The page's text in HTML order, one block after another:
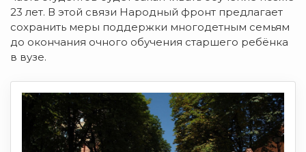
23 лет. В этой связи Народный фронт предлагает
сохранить меры поддержки многодетным семьям
до окончания очного обучения старшего ребёнка
в вузе.